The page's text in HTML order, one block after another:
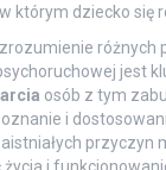
którym dziecko się
różnych
jest
osób z tym
i
przyczyn